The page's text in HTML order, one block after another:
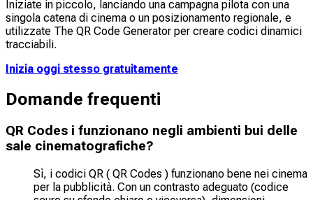
Iniziate in piccolo, lanciando una campagna pilota con una
singola catena di cinema o un posizionamento regionale, e
utilizzate The QR Code Generator per creare codici dinamici
tracciabili.
Inizia oggi stesso gratuitamente
Domande frequenti
QR Codes i funzionano negli ambienti bui delle
sale cinematografiche?
Sì, i codici QR ( QR Codes ) funzionano bene nei cinema
per la pubblicità. Con un contrasto adeguato (codice